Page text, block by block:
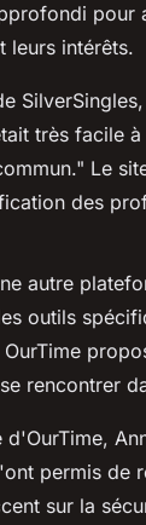
pour
leurs intérêts.
très facile
Le
des
autre
outils
rencontrer
d'OurTime,
permis de
sur la